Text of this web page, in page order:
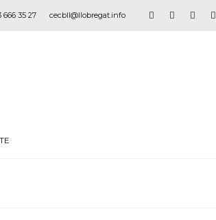
666 35 27 cecbll@llobregat.info